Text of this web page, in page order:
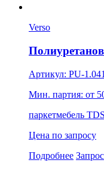
Verso
Артикул: PU-1.041
Мин. партия: от
паркетмебель TDS
Цена по запросу
Подробнее